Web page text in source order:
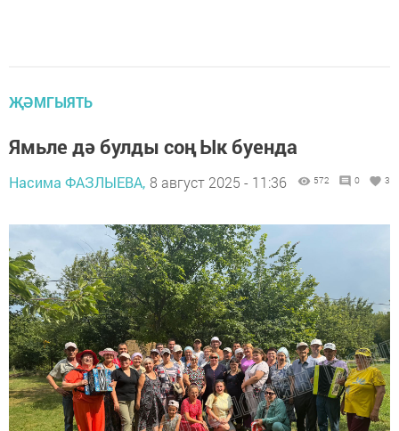
ҖӘМГЫЯТЬ
Ямьле дә булды соң Ык буенда
Насима ФАЗЛЫЕВА, 8 август 2025 - 11:36 572 0 3